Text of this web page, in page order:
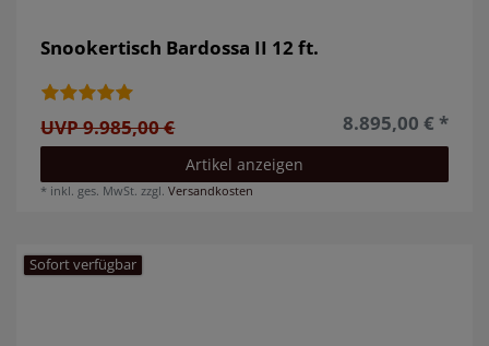
Snookertisch Bardossa II 12 ft.
UVP 9.985,00 € 8.895,00 € *
Artikel anzeigen
* inkl. ges. MwSt. zzgl.Versandkosten
Sofort verfügbar